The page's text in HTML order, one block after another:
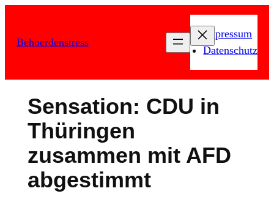
springen
Behoerdenstress
Impressum
Datenschutz
Sensation: CDU in
Thüringen
zusammen mit AFD
abgestimmt